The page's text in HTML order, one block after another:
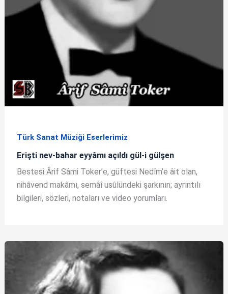
Türk Sanat Müziği Eserlerimiz
Erişti nev-bahar eyyâmı açıldı gül-i gülşen
Bestesi Ârif Sâmi Toker’e, güftesi Nedîm’e âit olan,
nihâvend makâmı, semâî usûlündeki şarkının; ayrıntılı
bilgileri, sözleri, notaları ve video yorumları.